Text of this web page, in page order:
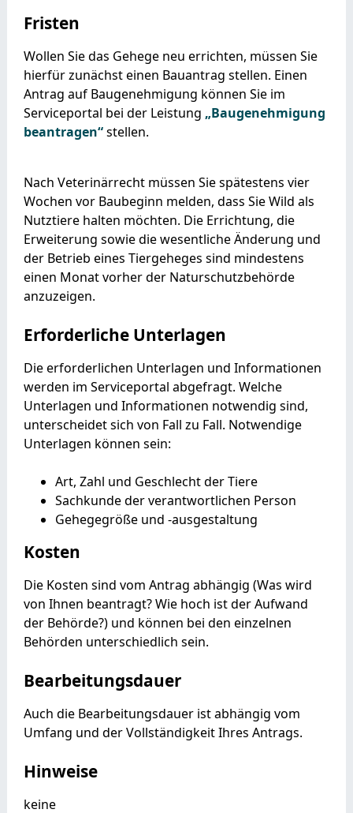
Fristen
Wollen Sie das Gehege neu errichten, müssen Sie
hierfür zunächst einen Bauantrag stellen. Einen
Antrag auf Baugenehmigung können Sie im
Serviceportal bei der Leistung „Baugenehmigung
beantragen“stellen.
Nach Veterinärrecht müssen Sie spätestens vier
Wochen vor Baubeginn melden, dass Sie Wild als
Nutztiere halten möchten. Die Errichtung, die
Erweiterung sowie die wesentliche Änderung und
der Betrieb eines Tiergeheges sind mindestens
einen Monat vorher der Naturschutzbehörde
anzuzeigen.
Erforderliche Unterlagen
Die erforderlichen Unterlagen und Informationen
werden im Serviceportal abgefragt. Welche
Unterlagen und Informationen notwendig sind,
unterscheidet sich von Fall zu Fall. Notwendige
Unterlagen können sein:
Art, Zahl und Geschlecht der Tiere
Sachkunde der verantwortlichen Person
Gehegegröße und -ausgestaltung
Kosten
Die Kosten sind vom Antrag abhängig (Was wird
von Ihnen beantragt? Wie hoch ist der Aufwand
der Behörde?) und können bei den einzelnen
Behörden unterschiedlich sein.
Bearbeitungsdauer
Auch die Bearbeitungsdauer ist abhängig vom
Umfang und der Vollständigkeit Ihres Antrags.
Hinweise
keine